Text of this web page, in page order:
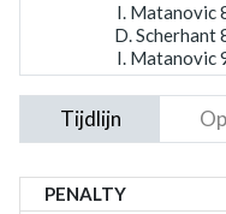
I. Matanovic
D. Scherhant
I. Matanovic
Tijdlijn
PENALTY